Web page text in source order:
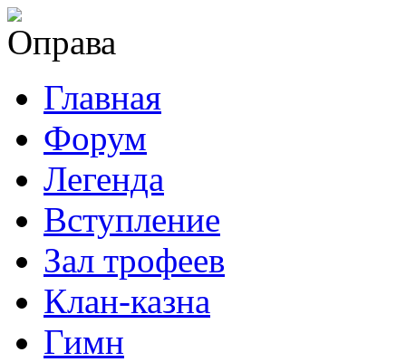
Главная
Форум
Легенда
Вступление
Зал трофеев
Клан-казна
Гимн